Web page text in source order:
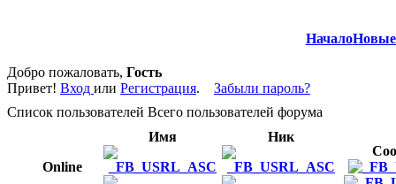
НачалоНовые
Добро пожаловать, Гость
Привет! Вход или Регистрация. Забыли пароль?
Список пользователей Всего пользователей форума
Online
Имя
Ник